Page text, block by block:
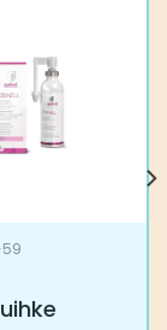
59